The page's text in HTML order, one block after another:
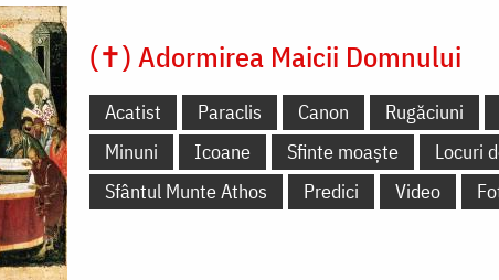
(✝) Adormirea Maicii Domnului
Acatist Paraclis Canon Rugăciuni
Minuni
Icoane Sfinte moaște
Locuri
Sfântul Munte Athos
Predici Video